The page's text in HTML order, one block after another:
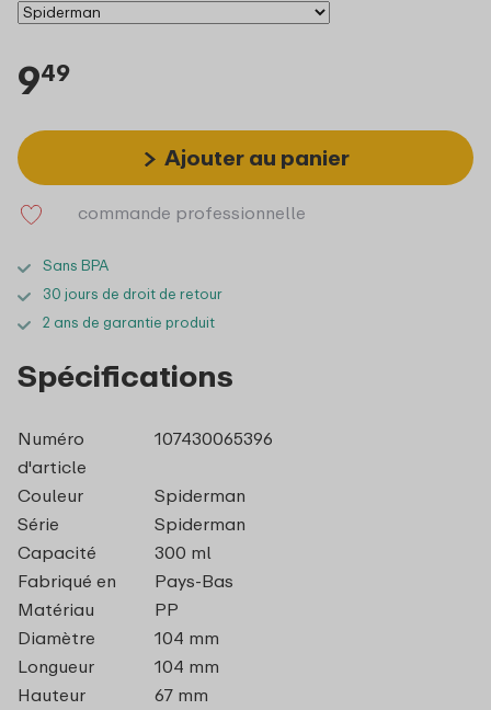
949
Ajouter au panier
commande professionnelle
Sans BPA
30 jours de droit de retour
2 ans de garantie produit
Spécifications
Numéro
d'article
107430065396
Couleur
Spiderman
Série
Spiderman
Capacité
300 ml
Fabriqué en
Pays-Bas
Matériau
PP
Diamètre
104 mm
Longueur
104 mm
Hauteur
67 mm